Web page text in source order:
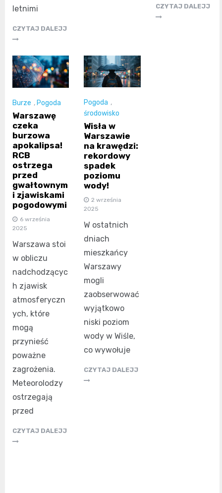
letnimi
CZYTAJ DALEJJ
CZYTAJ DALEJJ
Burze , Pogoda
Warszawę
czeka
burzowa
apokalipsa!
RCB
ostrzega
przed
gwałtownym
i zjawiskami
pogodowymi
6 września
2025
Warszawa stoi
w obliczu
nadchodzącyc
h zjawisk
atmosferyczn
ych, które
mogą
przynieść
poważne
zagrożenia.
Meteorolodzy
ostrzegają
przed
CZYTAJ DALEJJ
Pogoda ,
środowisko
Wisła w
Warszawie
na krawędzi:
rekordowy
spadek
poziomu
wody!
2 września
2025
W ostatnich
dniach
mieszkańcy
Warszawy
mogli
zaobserwować
wyjątkowo
niski poziom
wody w Wiśle,
co wywołuje
CZYTAJ DALEJJ